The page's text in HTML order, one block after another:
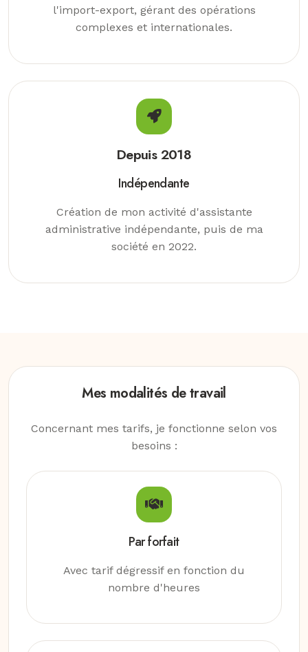
l'import-export, gérant des opérations
complexes et internationales.
Depuis 2018
Indépendante
Création de mon activité d'assistante
administrative indépendante, puis de ma
société en 2022.
Mes modalités de travail
Concernant mes tarifs, je fonctionne selon vos
besoins :
Par forfait
Avec tarif dégressif en fonction du
nombre d'heures